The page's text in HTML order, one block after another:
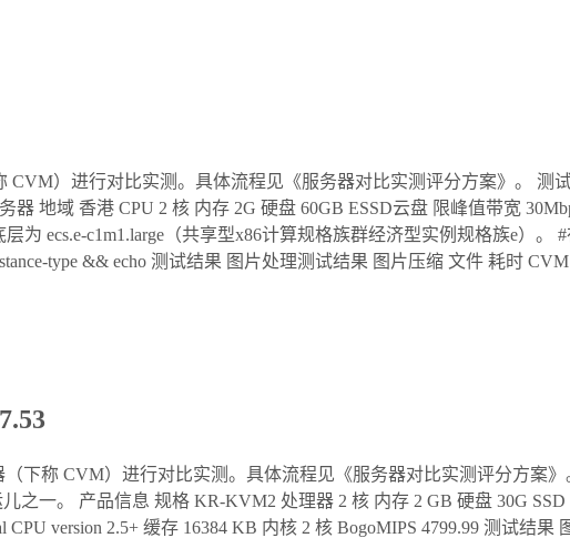
）进行对比实测。具体流程见《服务器对比实测评分方案》。 测
地域 香港 CPU 2 核 内存 2G 硬盘 60GB ESSD云盘 限峰值带宽
为 ecs.e-c1m1.large（共享型x86计算规格族群经济型实例规格族e）。
type && echo 测试结果 图片处理测试结果 图片压缩 文件 耗时
下称 CVM）进行对比实测。具体流程见《服务器对比实测评分方案》
之一。 产品信息 规格 KR-KVM2 处理器 2 核 内存 2 GB 硬盘 30G SSD
version 2.5+ 缓存 16384 KB 内核 2 核 BogoMIPS 4799.99 测试结果